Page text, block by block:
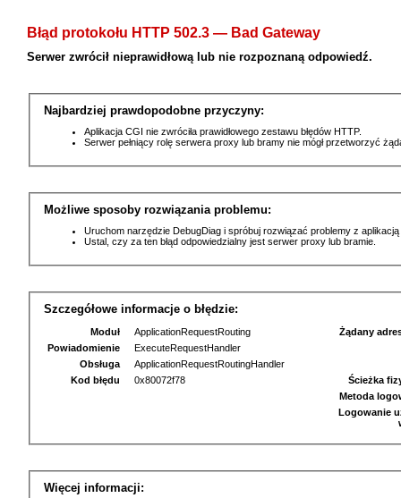
Błąd protokołu HTTP 502.3 — Bad Gateway
Serwer zwrócił nieprawidłową lub nie rozpoznaną odpowiedź.
Najbardziej prawdopodobne przyczyny:
Aplikacja CGI nie zwróciła prawidłowego zestawu błędów HTTP.
Serwer pełniący rolę serwera proxy lub bramy nie mógł przetworzyć
Możliwe sposoby rozwiązania problemu:
Uruchom narzędzie DebugDiag i spróbuj rozwiązać problemy z
Ustal, czy za ten błąd odpowiedzialny jest serwer proxy lub bramie.
Szczegółowe informacje o błędzie:
Moduł
ApplicationRequestRouting
Powiadomienie
ExecuteRequestHandler
Obsługa
ApplicationRequestRoutingHandler
Kod błędu
0x80072f78
Żądany
Ścieżka
Metoda
Logowanie
Więcej informacji: